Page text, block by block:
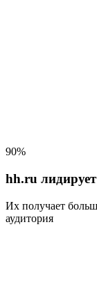
90%
hh.ru
Их получает
аудитория